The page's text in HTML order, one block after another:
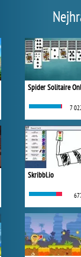
Spider Solitaire
7
Skribbl.io